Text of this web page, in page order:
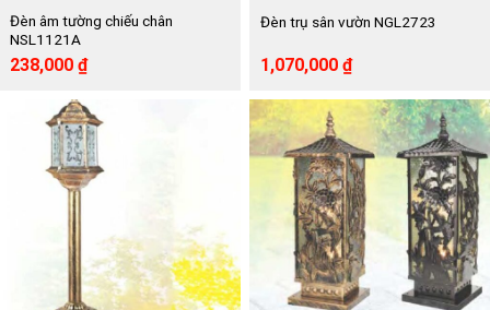
Đèn âm tường chiếu chân
NSL1121A
Giá
476,000 ₫.
238,000 ₫Giá
hiện
là:
238,000 ₫.
Đèn trụ sân vườn NGL2723
Giá
gốc
là:
2,139,000 ₫.
1,070,000 ₫Giá
hiện
tại
1,070,000 ₫.